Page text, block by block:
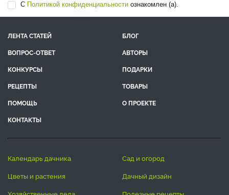
С Политикой конфиденциальности ознакомлен (а).
ЛЕНТА СТАТЕЙ
БЛОГ
ВОПРОС-ОТВЕТ
АВТОРЫ
КОНКУРСЫ
ПОДАРКИ
РЕЦЕПТЫ
ТОВАРЫ
ПОМОЩЬ
О ПРОЕКТЕ
КОНТАКТЫ
календарь дачника
сад и огород
цветы и растения
дачный дизайн